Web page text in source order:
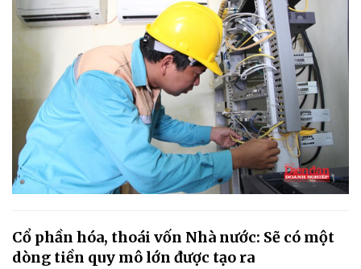
Cổ phần hóa, thoái vốn Nhà nước: Sẽ có một
dòng tiền quy mô lớn được tạo ra